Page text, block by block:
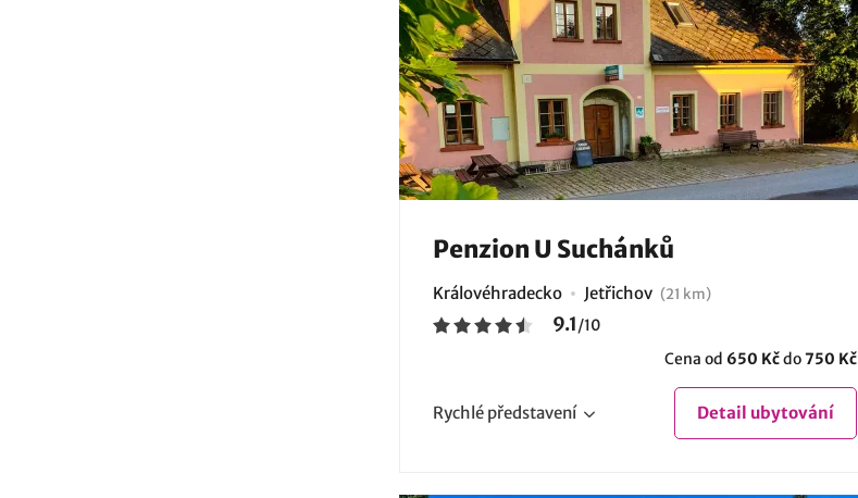
Penzion U Suchánků
Královéhradecko Jetřichov (21 km)
9.1/10
Cena od 650 Kčdo750 Kč
Rychlé představení Detail ubytování